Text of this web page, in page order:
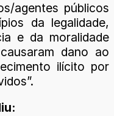
agentes públicos
da legalidade,
e da moralidade
dano ao
ilícito por